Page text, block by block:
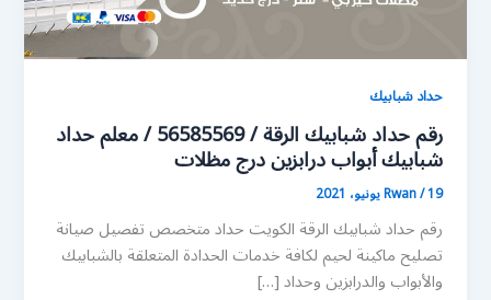
حداد شبابيك
رقم حداد شبابيك الرقة / 56585569 / معلم حداد
شبابيك أبواب درابزين درج مظلات
Rwan/19 يونيو، 2021
رقم حداد شبابيك الرقة الكويت حداد متخصص تفصيل صيانة
تصليح ماكينة لحيم لكافة خدمات الحدادة المتعلقة بالشبابيك
والأبواب والدرابزين وحداد […]